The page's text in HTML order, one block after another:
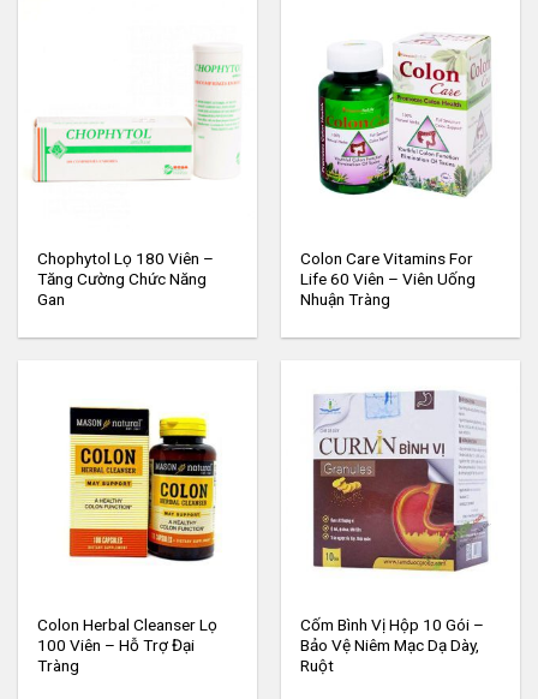
Chophytol Lọ 180 Viên –
Tăng Cường Chức Năng
Gan
Colon Care Vitamins For
Life 60 Viên – Viên Uống
Nhuận Tràng
Colon Herbal Cleanser Lọ
100 Viên – Hỗ Trợ Đại
Tràng
Cốm Bình Vị Hộp 10 Gói –
Bảo Vệ Niêm Mạc Dạ Dày,
Ruột